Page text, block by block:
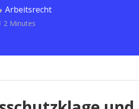
Arbeitsrecht
2 Minutes